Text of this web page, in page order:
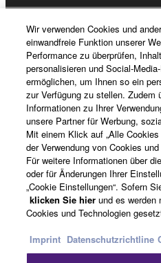
Registrierung von „Yamaha Music
Über Yamaha
Deutschland - German
Business
Wir verwenden Cookies und
einwandfreie Funktion unserer
Performance zu überprüfen,
personalisieren und Social-
ermöglichen, um Ihnen so ein
zur Verfügung zu stellen. Zudem
Informationen zu Ihrer
unsere Partner für Werbung,
Mit einem Klick auf „Alle
der Verwendung von Cookies
Für weitere Informationen über
oder für Änderungen Ihrer
„Cookie Einstellungen“. Sofern
klicken Sie hier und es werden
Cookies und Technologien
Imprint Datenschutzrichtline